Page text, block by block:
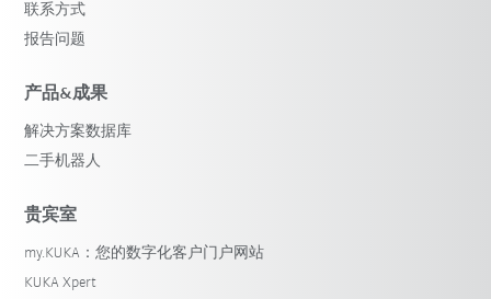
联系方式
报告问题
产品&成果
解决方案数据库
二手机器人
贵宾室
my.KUKA：您的数字化客户门户网站
KUKA Xpert